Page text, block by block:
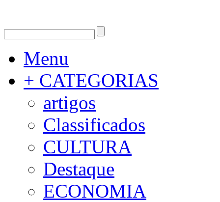
Menu
+ CATEGORIAS
artigos
Classificados
CULTURA
Destaque
ECONOMIA